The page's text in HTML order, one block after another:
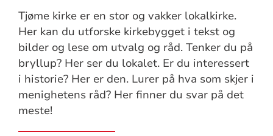
Tjøme kirke er en stor og vakker lokalkirke.
Her kan du utforske kirkebygget i tekst og
bilder og lese om utvalg og råd. Tenker du på
bryllup? Her ser du lokalet. Er du interessert
i historie? Her er den. Lurer på hva som skjer i
menighetens råd? Her finner du svar på det
meste!